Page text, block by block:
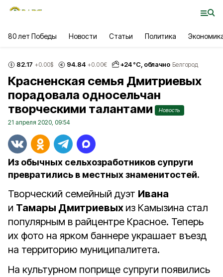
80 лет Победы Новости Статьи Политика
82.17 +0.00$ 94.84 +0.00€ +24°С, облачно Белгород
Красненская семья Дмитриевых
порадовала односельчан
творческими талантами
Новость
21 апреля 2020, 09:54
Из обычных сельхозработников супруги
превратились в местных знаменитостей.
Творческий семейный дуэт Ивана
и Тамары Дмитриевых из Камызина стал
популярным в райцентре Красное. Теперь
их фото на ярком баннере украшает въезд
на территорию муниципалитета.
На культурном поприще супруги появились